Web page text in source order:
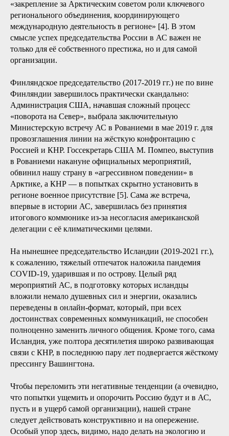
«закрепление за Арктическим советом роли ключевого
регионального объединения, координирующего
международную деятельность в регионе» [4]. В этом
смысле успех председательства России в АС важен не
только для её собственного престижа, но и для самой
организации.
Финляндское председательство (2017-2019 гг.) не по вине
Финляндии завершилось практически скандально:
Администрация США, начавшая сложный процесс
«поворота на Север», выбрала заключительную
Министерскую встречу АС в Рованиеми в мае 2019 г. для
провозглашения линии на жёсткую конфронтацию с
Россией и КНР. Госсекретарь США М. Помпео, выступив
в Рованиеми накануне официальных мероприятий,
обвинил нашу страну в «агрессивном поведении» в
Арктике, а КНР — в попытках скрытно установить в
регионе военное присутствие [5]. Сама же встреча,
впервые в истории АС, завершилась без принятия
итогового коммюнике из-за несогласия американской
делегации с её климатическими целями.
На нынешнее председательство Исландии (2019-2021 гг.),
к сожалению, тяжелый отпечаток наложила пандемия
COVID-19, ударившая и по острову. Целый ряд
мероприятий АС, в подготовку которых исландцы
вложили немало душевных сил и энергии, оказались
переведены в онлайн-формат, который, при всех
достоинствах современных коммуникаций, не способен
полноценно заменить личного общения. Кроме того, сама
Исландия, уже полтора десятилетия широко развивающая
связи с КНР, в последнюю пару лет подвергается жёсткому
прессингу Вашингтона.
Чтобы переломить эти негативные тенденции (а очевидно,
что попытки ущемить и опорочить Россию будут и в АС,
пусть и в ущерб самой организации), нашей стране
следует действовать конструктивно и на опережение.
Особый упор здесь, видимо, надо делать на экологию и